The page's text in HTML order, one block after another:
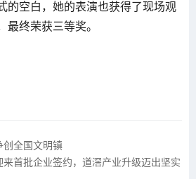
的空白，她的表演也获得了现场观
最终荣获三等奖。
创全国文明镇
来首批企业签约，道滘产业升级迈出坚实